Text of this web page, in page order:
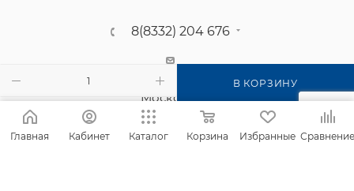
В КОРЗИНУ
8(8332) 204 676
г. Киров, п. Садаковский, ул.
Московская, 2б
Главная Кабинет Каталог Корзина Избранные Сравнение